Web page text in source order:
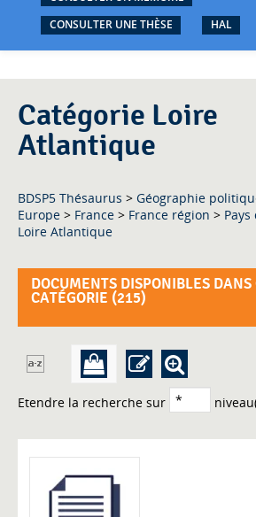
CONSULTER UNE THÈSE
HAL
Catégorie Loire
Atlantique
BDSP5 Thésaurus > Géographie
Europe > France > France région >
Loire Atlantique
DOCUMENTS DISPONIBLES DANS
CATÉGORIE (215)
Etendre la recherche sur